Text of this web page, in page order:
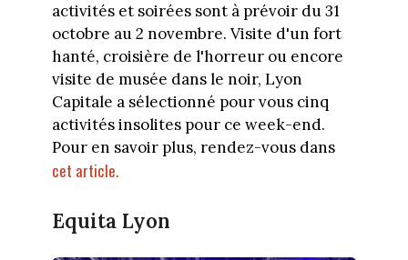
activités et soirées sont à prévoir du 31
octobre au 2 novembre. Visite d'un fort
hanté, croisière de l'horreur ou encore
visite de musée dans le noir, Lyon
Capitale a sélectionné pour vous cinq
activités insolites pour ce week-end.
Pour en savoir plus, rendez-vous dans
cet article.
Equita Lyon